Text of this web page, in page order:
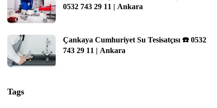
0532 743 29 11 | Ankara
Çankaya Cumhuriyet Su Tesisatçısı ☎️ 0532
743 29 11 | Ankara
Tags